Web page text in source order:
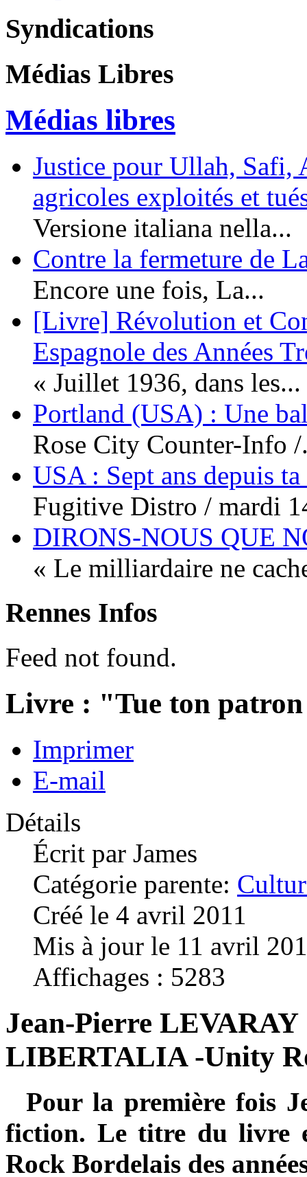
Syndications
Médias Libres
Médias libres
Justice pour Ullah, Safi,
agricoles exploités et
Versione italiana nella...
Contre la fermeture de
Encore une fois, La...
[Livre] Révolution et
Espagnole des Années
« Juillet 1936, dans les...
Portland (USA) : Une
Rose City Counter-Info /
USA : Sept ans depuis
Fugitive Distro / mardi
DIRONS-NOUS QUE
« Le milliardaire ne
Rennes Infos
Feed not found.
Livre : "Tue ton
Imprimer
E-mail
Détails
Écrit par James
Catégorie parente:
Créé le 4 avril 2011
Mis à jour le 11 avril
Affichages : 5283
Jean-Pierre
LIBERTALIA -Unity
Pour la première fois
fiction. Le titre du livre
Rock Bordelais des